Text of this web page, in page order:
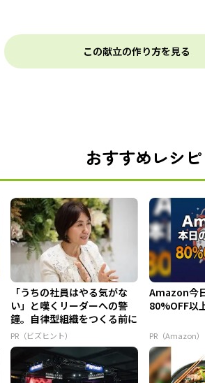
この献立の作り方を見る
おすすめレシピ
「うちの社員はやる気がな
い」と嘆くリーダーへの警
鐘。自律型組織をつくる前に
外せな...
PR（ビズヒント）
Amazon今
80%OFF以
PR（Amazon）